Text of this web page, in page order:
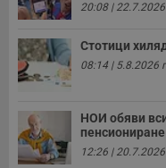
20:08 | 22.7.2026
Стотици
08:14 | 5.8.2026
НОИ обяви
пенсиониране
12:26 | 20.7.2026